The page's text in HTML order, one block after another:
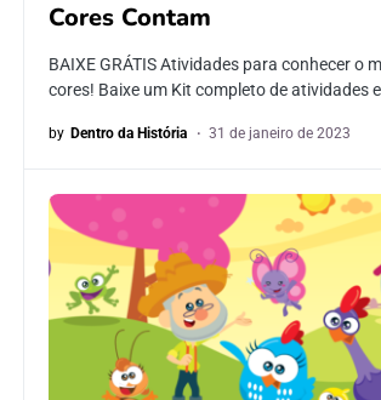
Cores Contam
BAIXE GRÁTIS Atividades para conhecer o
cores! Baixe um Kit completo de atividades
by Dentro da História 31 de janeiro de 2023